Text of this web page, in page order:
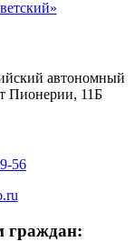
автономный
Пионерии, 11Б
56
граждан: